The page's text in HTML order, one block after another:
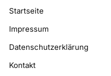
Startseite
Impressum
Datenschutzerklärung
Kontakt